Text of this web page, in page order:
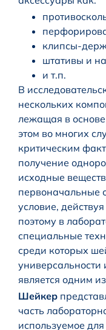
клипсы-
штативы и
и т.п.
В
нескольких
лежащая в
этом во многих
критическим
получение
исходные
первоначальные
условие,
поэтому в
специальные
среди которых
универсальности
является одним
Шейкер
часть
используемое